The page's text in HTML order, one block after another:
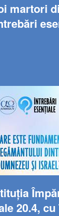
martori
20.4,